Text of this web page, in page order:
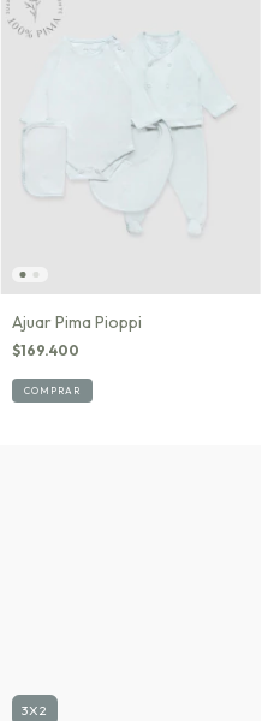
Ajuar Pima Pioppi
$169.400
COMPRAR
3X2